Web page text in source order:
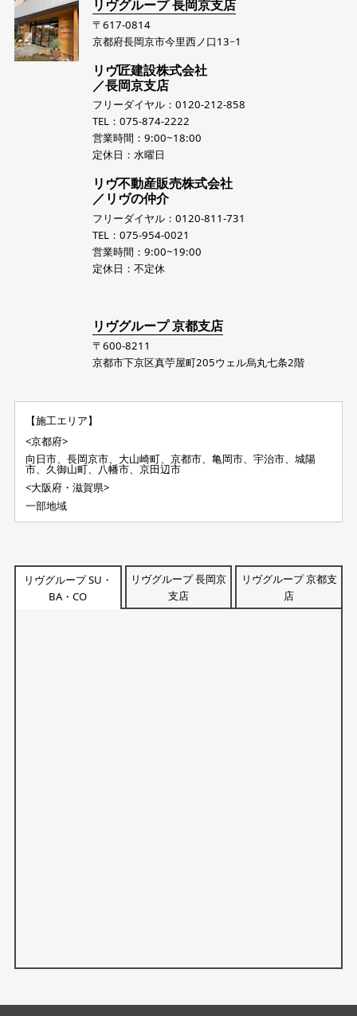
リヴグループ 長岡京支店
〒617-0814
京都府長岡京市今里西ノ口13−1
リヴ匠建設株式会社
／長岡京支店
フリーダイヤル：0120-212-858
TEL：075-874-2222
営業時間：9:00~18:00
定休日：水曜日
リヴ不動産販売株式会社
／リヴの仲介
フリーダイヤル：0120-811-731
TEL：075-954-0021
営業時間：9:00~19:00
定休日：不定休
リヴグループ 京都支店
〒600-8211
京都市下京区真苧屋町205ウェル烏丸七条2階
【施工エリア】
<京都府>
向日市、長岡京市、大山崎町、京都市、亀岡市、宇治市、城陽
市、久御山町、八幡市、京田辺市
<大阪府・滋賀県>
一部地域
リヴグループ SU・
BA・CO
リヴグループ 長岡京
支店
リヴグループ 京都支
店